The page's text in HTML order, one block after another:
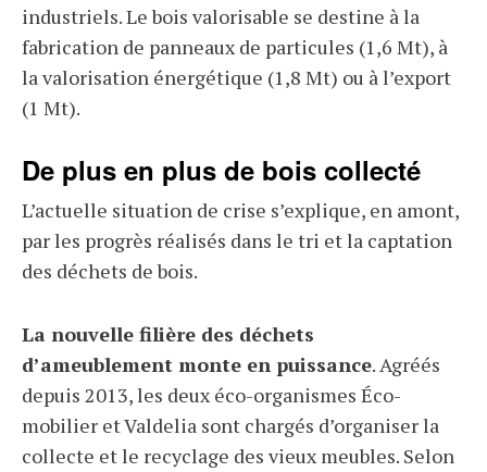
industriels. Le bois valorisable se destine à la
fabrication de panneaux de particules (1,6 Mt), à
la valorisation énergétique (1,8 Mt) ou à l’export
(1 Mt).
De plus en plus de bois collecté
L’actuelle situation de crise s’explique, en amont,
par les progrès réalisés dans le tri et la captation
des déchets de bois.
La nouvelle filière des déchets
d’ameublement monte en puissance. Agréés
depuis 2013, les deux éco-organismes Éco-
mobilier et Valdelia sont chargés d’organiser la
collecte et le recyclage des vieux meubles. Selon